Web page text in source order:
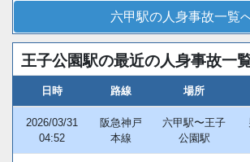
六甲駅の人身事故一覧
王子公園駅の最近の人身事故一
日時 路線 場所
2026/03/31
04:52
阪急神戸
本線
六甲駅〜王子
公園駅